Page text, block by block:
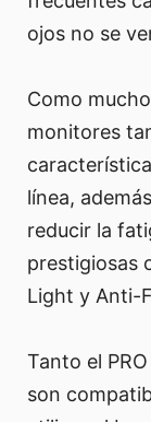
ojos no se
Como
monitores
línea,
reducir la
prestigiosas
Light y Anti-
Tanto el
son